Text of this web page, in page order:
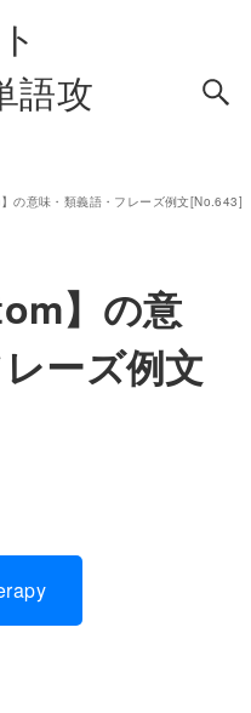
語攻
の意味・類義語・フレーズ例文[No.643]
】の意
ーズ例文